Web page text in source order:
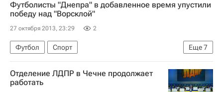
Футболисты "Днепра" в добавленное время упустили
победу над "Ворсклой"
27 октября 2013, 23:29 2
Еще7
Футбол
Спорт
Мультимедийный спортивный пакет
Днепр
Ворскла
Ондржей Мазух
Денис Дедечко
Отделение ЛДПР в Чечне продолжает
работать